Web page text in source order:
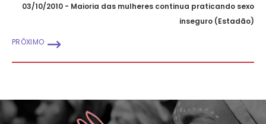
03/10/2010 - Maioria das mulheres continua praticando sexo
inseguro (Estadão)
PRÓXIMO